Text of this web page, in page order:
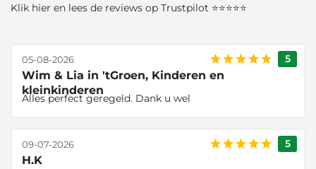
Klik hier en lees de reviews op Trustpilot ⭐⭐⭐⭐⭐
5
Wim & Lia in 'tGroen, Kinderen en
kleinkinderen
05-08-2026
Alles perfect geregeld. Dank u wel
5
H.K
09-07-2026